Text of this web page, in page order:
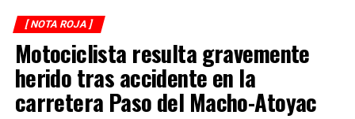
personas y aseguradas bolsas con una sustancia con
características similares al cristal. Sin embargo,
únicamente cuatro mujeres quedaron sujetas a proceso,
mientras que algunas de las otras personas capturadas
recuperaron su libertad al no acreditarse delitos en su
[ NOTA ROJA ]
Motociclista resulta gravemente
herido tras accidente en la
carretera Paso del Macho-Atoyac